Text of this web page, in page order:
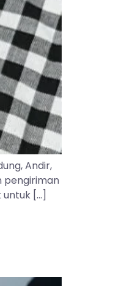
Andir,
pengiriman
untuk […]